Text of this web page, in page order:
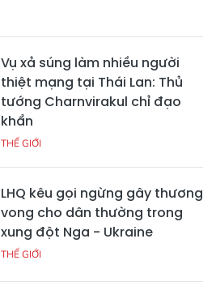
Vụ xả súng làm nhiều người
thiệt mạng tại Thái Lan: Thủ
tướng Charnvirakul chỉ đạo
khẩn
THẾ GIỚI
LHQ kêu gọi ngừng gây thương
vong cho dân thường trong
xung đột Nga - Ukraine
THẾ GIỚI